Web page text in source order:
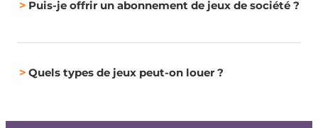
> Puis-je offrir un abonnement de jeux de société ?
> Quels types de jeux peut-on louer ?